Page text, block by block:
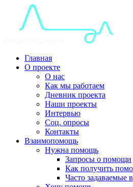
Главная
О проекте
О нас
Как мы работаем
Дневник проекта
Наши проекты
Интервью
Соц. опросы
Контакты
Взаимопомощь
Нужна помощь
Запросы о помощи
Как получить
Часто задаваемые